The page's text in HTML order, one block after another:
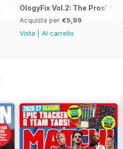
OlogyFix Vol.2: The Pros'
Acquista per €5,99
Vista
Al carrello